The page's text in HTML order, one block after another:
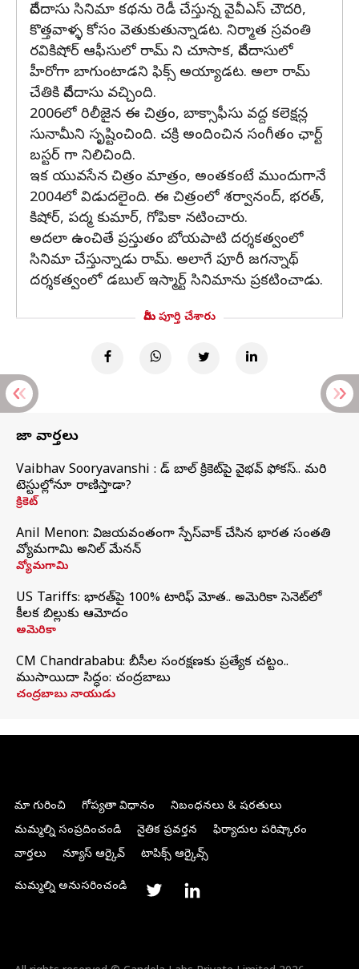
దేవదాసు సినిమా కథను రెడీ చేస్తున్న వైవీఎస్ చౌదరి,
కొత్తవాళ్ళ కోసం వెతుకుతున్నాడట. నిర్మాత స్రవంతి
రవికిషోర్ ఆఫీసులో రామ్ ని చూసాక, దేవదాసులో
హీరోగా బాగుంటాడని ఫిక్స్ అయ్యాడట. అలా రామ్
చేతికి దేవదాసు వచ్చింది.
2006లో రిలీజైన ఈ చిత్రం, బాక్సాఫీసు వద్ద కలెక్షన్ల
సునామీని సృష్టించింది. చక్రి అందించిన సంగీతం ఛార్ట్
బస్టర్ గా నిలిచింది.
ఇక యువసేన చిత్రం మాత్రం, అంతకంటే ముందుగానే
2004లో విడుదలైంది. ఈ చిత్రంలో శర్వానంద్, భరత్,
కిషోర్, పద్మ కుమార్, గోపికా నటించారు.
అదలా ఉంచితే ప్రస్తుతం బోయపాటి దర్శకత్వంలో
సినిమా చేస్తున్నాడు రామ్. అలాగే పూరీ జగన్నాథ్
దర్శకత్వంలో డబుల్ ఇస్మార్ట్ సినిమాను ప్రకటించాడు.
మీరు పూర్తి చేశారు
తాజా వార్తలు
Vaibhav Sooryavanshi : రెడ్ బాల్ క్రికెట్‌పై వైభవ్ ఫోకస్.. మరి
టెస్టుల్లోనూ రాణిస్తాడా?
క్రికెట్
Anil Menon: విజయవంతంగా స్పేస్‌వాక్‌ చేసిన భారత సంతతి
వ్యోమగామి అనిల్‌ మేనన్
వ్యోమగామి
US Tariffs: భారత్‌పై 100% టారిఫ్‌ మోత.. అమెరికా సెనెట్‌లో
కీలక బిల్లుకు ఆమోదం
అమెరికా
CM Chandrababu: బీసీల సంరక్షణకు ప్రత్యేక చట్టం..
ముసాయిదా సిద్ధం: చంద్రబాబు
చంద్రబాబు నాయుడు
మా గురించి గోప్యతా విధానం
నిబంధనలు & షరతులు
మమ్మల్ని సంప్రదించండి
నైతిక ప్రవర్తన
ఫిర్యాదుల పరిష్కారం
వార్తలు
న్యూస్ ఆర్కైవ్ టాపిక్స్ ఆర్కైవ్స్
మమ్మల్ని అనుసరించండి